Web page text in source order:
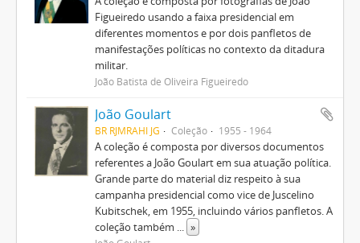
Figueiredo usando a faixa presidencial em
diferentes momentos e por dois panfletos de
manifestações políticas no contexto da ditadura
militar.
João Batista de Oliveira Figueiredo
João Goulart
BR RJMRAHI JG Coleção 1955 - 1964
A coleção é composta por diversos documentos
referentes a João Goulart em sua atuação política.
Grande parte do material diz respeito à sua
campanha presidencial como vice de Juscelino
Kubitschek, em 1955, incluindo vários panfletos. A
coleção também ... »